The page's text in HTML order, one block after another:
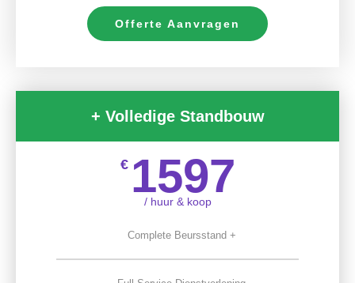
Offerte Aanvragen
+ Volledige Standbouw
€ 1597
/ huur & koop
Complete Beursstand +